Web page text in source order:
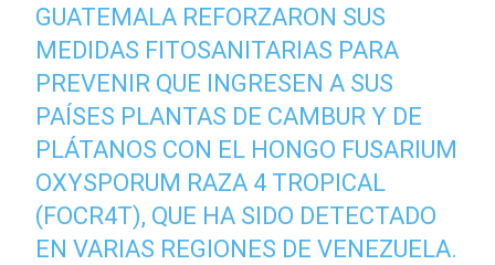
GUATEMALA REFORZARON SUS
MEDIDAS FITOSANITARIAS PARA
PREVENIR QUE INGRESEN A SUS
PAÍSES PLANTAS DE CAMBUR Y DE
PLÁTANOS CON EL HONGO FUSARIUM
OXYSPORUM RAZA 4 TROPICAL
(FOCR4T), QUE HA SIDO DETECTADO
EN VARIAS REGIONES DE VENEZUELA.